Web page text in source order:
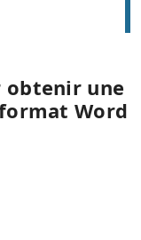
obtenir une
Word